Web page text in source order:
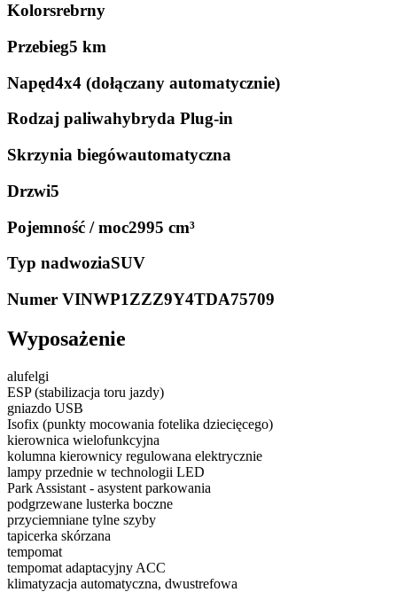
Kolorsrebrny
Przebieg5 km
Napęd4x4 (dołączany automatycznie)
Rodzaj paliwahybryda Plug-in
Skrzynia biegówautomatyczna
Drzwi5
Pojemność / moc2995 cm³
Typ nadwoziaSUV
Numer VINWP1ZZZ9Y4TDA75709
Wyposażenie
alufelgi
ESP (stabilizacja toru jazdy)
gniazdo USB
Isofix (punkty mocowania fotelika dziecięcego)
kierownica wielofunkcyjna
kolumna kierownicy regulowana elektrycznie
lampy przednie w technologii LED
Park Assistant - asystent parkowania
podgrzewane lusterka boczne
przyciemniane tylne szyby
tapicerka skórzana
tempomat
tempomat adaptacyjny ACC
klimatyzacja automatyczna, dwustrefowa